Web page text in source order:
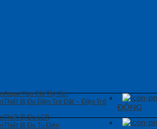
Ampe Kìm Chỉ Thị Kim
Thiết Bị Đo Điện Trở Đất – Điện Trở
Thiết Bị Đo LCR
Thiết Bị Đo Tụ Điện
ĐỘNG